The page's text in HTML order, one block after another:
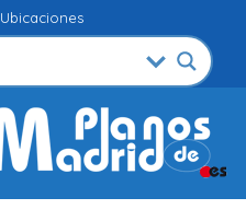
Ubicaciones